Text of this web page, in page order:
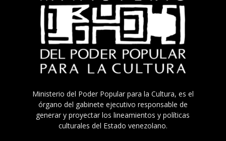
Ministerio del Poder Popular para la Cultura, es el
órgano del gabinete ejecutivo responsable de
generar y proyectar los lineamientos y políticas
culturales del Estado venezolano.